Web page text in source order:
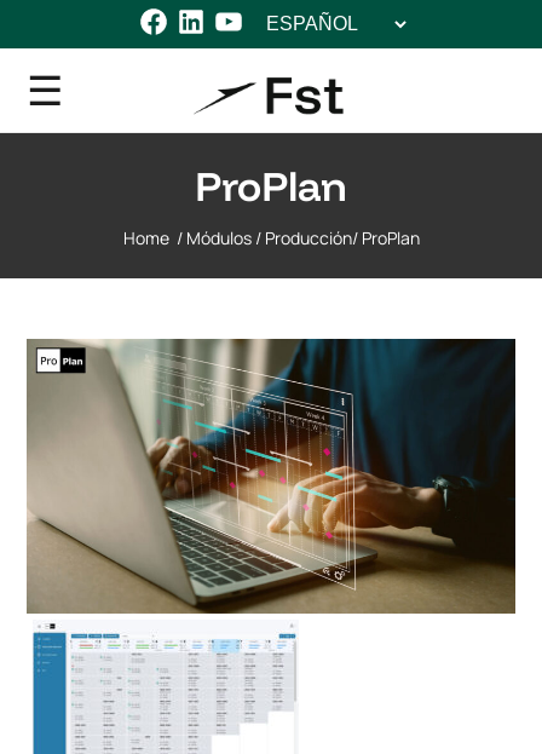
Facebook
LinkedIn
YouTube
Elegir
ProPlan
Home / Módulos / Producción/ ProPlan